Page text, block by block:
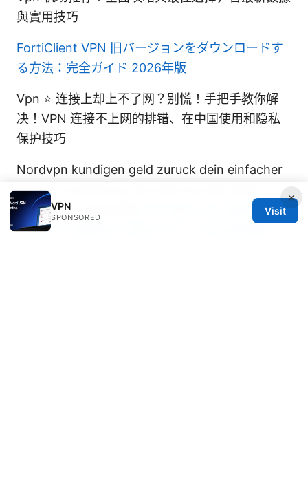
與實用技巧
FortiClient VPN 旧バージョンをダウンロードす
る方法：完全ガイド 2026年版
Vpn ⭐ 连接上却上不了网？别慌！手把手教你解
决！VPN 连接不上网的排错、在中国使用和隐私
保护技巧
Nordvpn kundigen geld zuruck dein einfacher
weg zur erstattung: So holst du dein Geld
Zurück Von NordVPN
Fortigate vpn 設定例：初
心者から上級者まで完全ガイド（2026年最新
×
VPN
SPONSORED
Visit